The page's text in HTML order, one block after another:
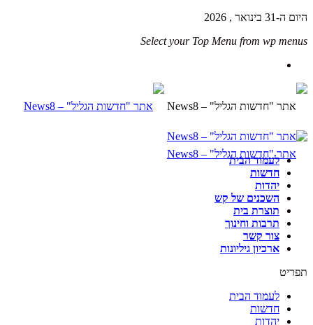
היום ה-31 בינואר , 2026
Select your Top Menu from wp menus
לעמוד הבית
חדשות
יהדות
השכנים של קש
תוצרת בית
תרבות וחינוך
צור קשר
ארכיון גיליונות
תפריט
לעמוד הבית
חדשות
יהדות